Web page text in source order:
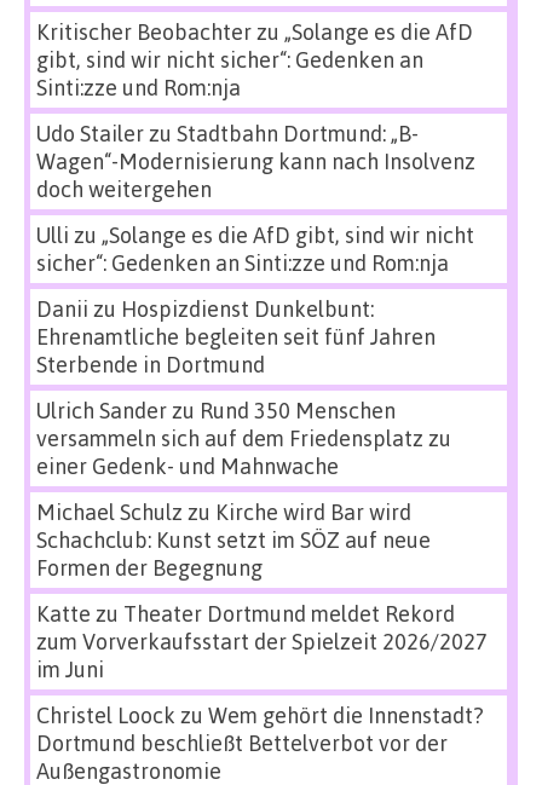
Kritischer Beobachterzu „Solange es die AfD
gibt, sind wir nicht sicher“: Gedenken an
Sinti:zze und Rom:nja
Udo Stailerzu Stadtbahn Dortmund: „B-
Wagen“-Modernisierung kann nach Insolvenz
doch weitergehen
Ulli zu „Solange es die AfD gibt, sind wir nicht
sicher“: Gedenken an Sinti:zze und Rom:nja
Danii zu Hospizdienst Dunkelbunt:
Ehrenamtliche begleiten seit fünf Jahren
Sterbende in Dortmund
Ulrich Sanderzu Rund 350 Menschen
versammeln sich auf dem Friedensplatz zu
einer Gedenk- und Mahnwache
Michael Schulz zu Kirche wird Bar wird
Schachclub: Kunst setzt im SÖZ auf neue
Formen der Begegnung
Katte zu Theater Dortmund meldet Rekord
zum Vorverkaufsstart der Spielzeit 2026/2027
im Juni
Christel Loock zu Wem gehört die Innenstadt?
Dortmund beschließt Bettelverbot vor der
Außengastronomie